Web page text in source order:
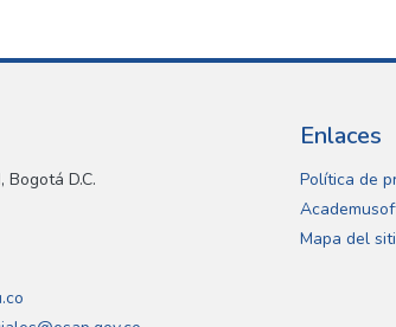
D.C.
Enlaces
Política de
Mapa del